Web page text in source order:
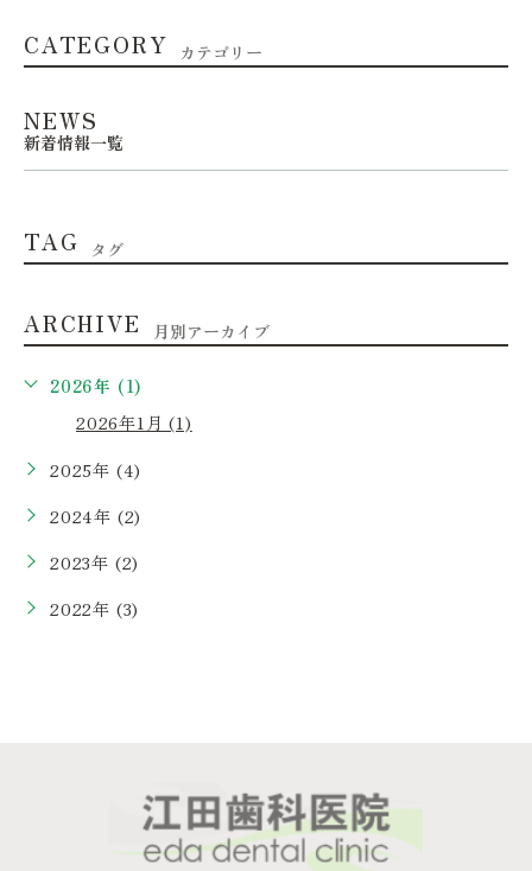
CATEGORY カテゴリー
NEWS
新着情報一覧
TAG タグ
ARCHIVE 月別アーカイブ
2026年 (1)
2026年1月 (1)
2025年 (4)
2024年 (2)
2023年 (2)
2022年 (3)